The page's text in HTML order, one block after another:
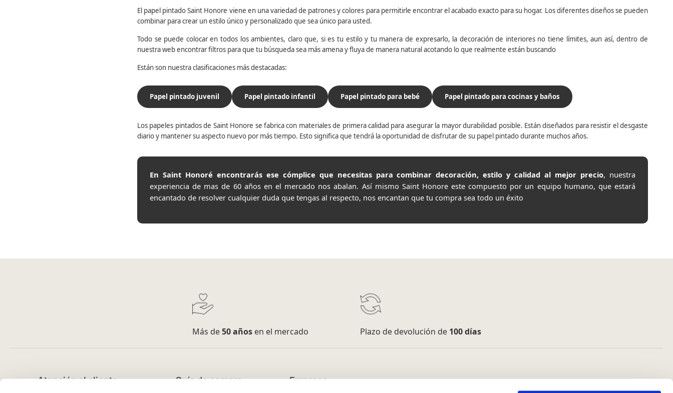
El papel pintado Saint Honore viene en una variedad de patrones y colores para permitirle encontrar el acabado exacto para su hogar. Los diferentes diseños se pueden
combinar para crear un estilo único y personalizado que sea único para usted.
Todo se puede colocar en todos los ambientes, claro que, si es tu estilo y tu manera de expresarlo, la decoración de interiores no tiene límites, aun así, dentro de
nuestra web encontrar filtros para que tu búsqueda sea más amena y fluya de manera natural acotando lo que realmente están buscando
Están son nuestra clasificaciones más destacadas:
Papel pintado juvenil Papel pintado infantil Papel pintado para bebé Papel pintado para cocinas y baños
Los papeles pintados de Saint Honore se fabrica con materiales de primera calidad para asegurar la mayor durabilidad posible. Están diseñados para resistir el desgaste
diario y mantener su aspecto nuevo por más tiempo. Esto significa que tendrá la oportunidad de disfrutar de su papel pintado durante muchos años.
En Saint Honoré encontrarás ese cómplice que necesitas para combinar decoración, estilo y calidad al mejor precio, nuestra
experiencia de mas de 60 años en el mercado nos abalan. Así mismo Saint Honore este compuesto por un equipo humano, que estará
encantado de resolver cualquier duda que tengas al respecto, nos encantan que tu compra sea todo un éxito
Más de50 añosen el mercado Plazo de devolución de 100 días
Atención al cliente Guía de compra Empresa